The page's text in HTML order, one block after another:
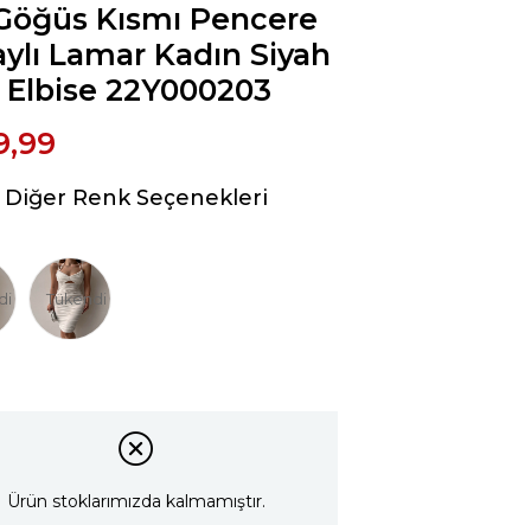
Kısmı Pencere
Lamar Kadın Siyah
22Y000203
Diğer Renk Seçenekleri
Tükendi
Ürün stoklarımızda kalmamıştır.